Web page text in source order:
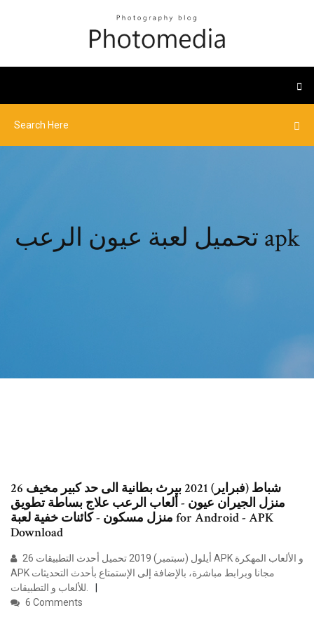
تحميل لعبة عيون الرعب apk
26 شباط (فبراير) 2021 بيرث بطانية الى حد كبير مخيف
منزل الجيران عيون - ألعاب الرعب علاج بساطة تطويق
منزل مسكون - كائنات خفية لعبة for Android - APK
Download
26 أيلول (سبتمبر) 2019 تحميل أحدث التطبيقات APK و الألعاب المهكرة
APK مجانا وبرابط مباشرة، بالإضافة إلى الإستمتاع بأحدث التحديثات
للألعاب و التطبيقات.
6 Comments